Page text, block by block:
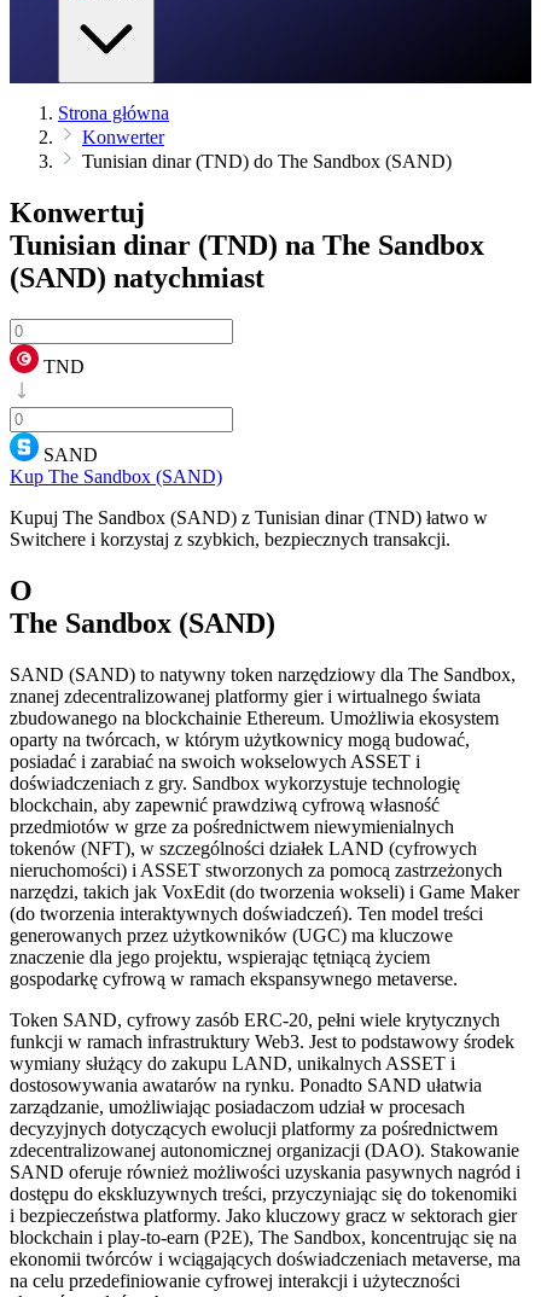
Strona główna
Konwerter
Tunisian dinar (TND) do The Sandbox (SAND)
Konwertuj
Tunisian dinar (TND) na The Sandbox
(SAND) natychmiast
TND
SAND
Kup The Sandbox (SAND)
Kupuj The Sandbox (SAND) z Tunisian dinar (TND) łatwo w
Switchere i korzystaj z szybkich, bezpiecznych transakcji.
O
The Sandbox (SAND)
SAND (SAND) to natywny token narzędziowy dla The Sandbox,
znanej zdecentralizowanej platformy gier i wirtualnego świata
zbudowanego na blockchainie Ethereum. Umożliwia ekosystem
oparty na twórcach, w którym użytkownicy mogą budować,
posiadać i zarabiać na swoich wokselowych ASSET i
doświadczeniach z gry. Sandbox wykorzystuje technologię
blockchain, aby zapewnić prawdziwą cyfrową własność
przedmiotów w grze za pośrednictwem niewymienialnych
tokenów (NFT), w szczególności działek LAND (cyfrowych
nieruchomości) i ASSET stworzonych za pomocą zastrzeżonych
narzędzi, takich jak VoxEdit (do tworzenia wokseli) i Game Maker
(do tworzenia interaktywnych doświadczeń). Ten model treści
generowanych przez użytkowników (UGC) ma kluczowe
znaczenie dla jego projektu, wspierając tętniącą życiem
gospodarkę cyfrową w ramach ekspansywnego metaverse.
Token SAND, cyfrowy zasób ERC-20, pełni wiele krytycznych
funkcji w ramach infrastruktury Web3. Jest to podstawowy środek
wymiany służący do zakupu LAND, unikalnych ASSET i
dostosowywania awatarów na rynku. Ponadto SAND ułatwia
zarządzanie, umożliwiając posiadaczom udział w procesach
decyzyjnych dotyczących ewolucji platformy za pośrednictwem
zdecentralizowanej autonomicznej organizacji (DAO). Stakowanie
SAND oferuje również możliwości uzyskania pasywnych nagród i
dostępu do ekskluzywnych treści, przyczyniając się do tokenomiki
i bezpieczeństwa platformy. Jako kluczowy gracz w sektorach gier
blockchain i play-to-earn (P2E), The Sandbox, koncentrując się na
ekonomii twórców i wciągających doświadczeniach metaverse, ma
na celu przedefiniowanie cyfrowej interakcji i użyteczności